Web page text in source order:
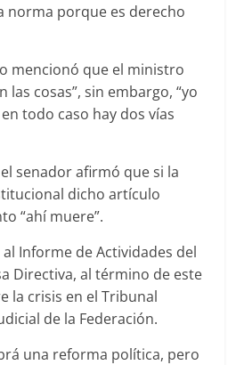
norma porque es derecho
mencionó que el ministro
las cosas”, sin embargo, “yo
todo caso hay dos vías
senador afirmó que si la
dicho artículo
“ahí muere”.
Informe de Actividades del
Directiva, al término de este
la crisis en el Tribunal
de la Federación.
una reforma política, pero